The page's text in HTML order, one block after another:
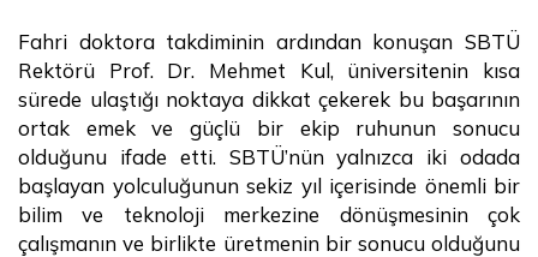
Fahri doktora takdiminin ardından konuşan SBTÜ
Rektörü Prof. Dr. Mehmet Kul, üniversitenin kısa
sürede ulaştığı noktaya dikkat çekerek bu başarının
ortak emek ve güçlü bir ekip ruhunun sonucu
olduğunu ifade etti. SBTÜ’nün yalnızca iki odada
başlayan yolculuğunun sekiz yıl içerisinde önemli bir
bilim ve teknoloji merkezine dönüşmesinin çok
çalışmanın ve birlikte üretmenin bir sonucu olduğunu